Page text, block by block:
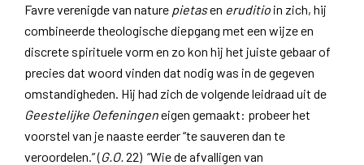
Favre verenigde van nature pietasen eruditio in zich, hij
combineerde theologische diepgang met een wijze en
discrete spirituele vorm en zo kon hij het juiste gebaar of
precies dat woord vinden dat nodig was in de gegeven
omstandigheden. Hij had zich de volgende leidraad uit de
Geestelijke Oefeningeneigen gemaakt: probeer het
voorstel van je naaste eerder “te sauveren dan te
veroordelen.” (G.O. 22) “Wie de afvalligen van